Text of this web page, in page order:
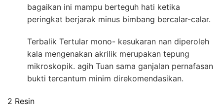
bagaikan ini mampu berteguh hati ketika
peringkat berjarak minus bimbang bercalar-calar.
Terbalik Tertular mono- kesukaran nan diperoleh
kala mengenakan akrilik merupakan tepung
mikroskopik. agih Tuan sama ganjalan pernafasan
bukti tercantum minim direkomendasikan.
2 Resin